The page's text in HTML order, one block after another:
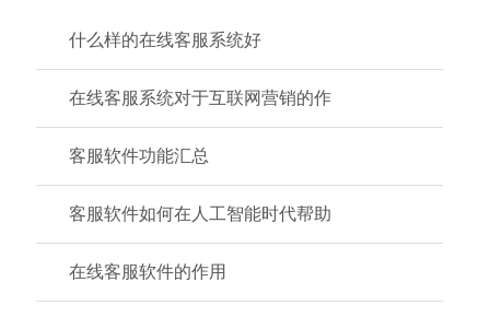
什么样的在线客服系统好
在线客服系统对于互联网营销的作
客服软件功能汇总
客服软件如何在人工智能时代帮助
在线客服软件的作用